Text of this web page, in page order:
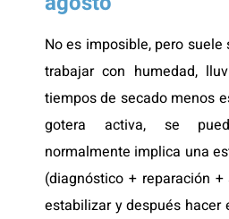
No es imposible, pero
trabajar con humedad,
tiempos de secado menos
gotera activa, se
normalmente implica una
(diagnóstico + reparación
estabilizar y después